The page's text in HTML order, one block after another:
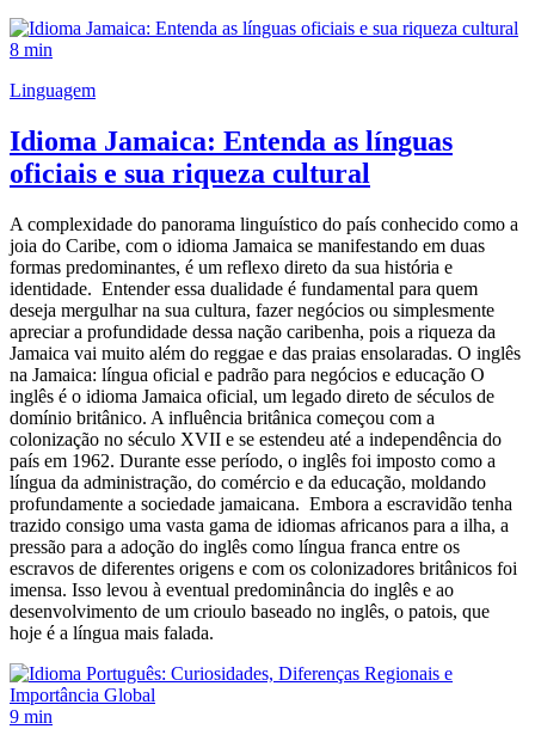
8 min
Linguagem
Idioma Jamaica: Entenda as línguas
oficiais e sua riqueza cultural
A complexidade do panorama linguístico do país conhecido como a
joia do Caribe, com o idioma Jamaica se manifestando em duas
formas predominantes, é um reflexo direto da sua história e
identidade. Entender essa dualidade é fundamental para quem
deseja mergulhar na sua cultura, fazer negócios ou simplesmente
apreciar a profundidade dessa nação caribenha, pois a riqueza da
Jamaica vai muito além do reggae e das praias ensolaradas. O inglês
na Jamaica: língua oficial e padrão para negócios e educação O
inglês é o idioma Jamaica oficial, um legado direto de séculos de
domínio britânico. A influência britânica começou com a
colonização no século XVII e se estendeu até a independência do
país em 1962. Durante esse período, o inglês foi imposto como a
língua da administração, do comércio e da educação, moldando
profundamente a sociedade jamaicana. Embora a escravidão tenha
trazido consigo uma vasta gama de idiomas africanos para a ilha, a
pressão para a adoção do inglês como língua franca entre os
escravos de diferentes origens e com os colonizadores britânicos foi
imensa. Isso levou à eventual predominância do inglês e ao
desenvolvimento de um crioulo baseado no inglês, o patois, que
hoje é a língua mais falada.
9 min